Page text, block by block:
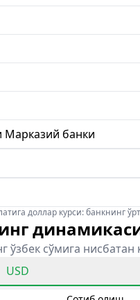
Марказий банки
доллар курси: банкнинг
ўзбек сўмига
USD